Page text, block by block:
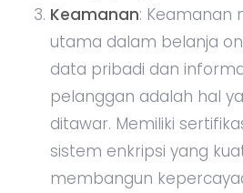
Keamanan: Keamanan
utama dalam belanja
data pribadi dan
pelanggan adalah hal
ditawar. Memiliki
sistem enkripsi yang
membangun